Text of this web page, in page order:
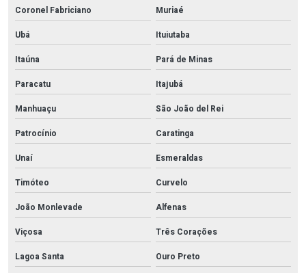
Coronel Fabriciano
Muriaé
Ubá
Ituiutaba
Itaúna
Pará de Minas
Paracatu
Itajubá
Manhuaçu
São João del Rei
Patrocínio
Caratinga
Unaí
Esmeraldas
Timóteo
Curvelo
João Monlevade
Alfenas
Viçosa
Três Corações
Lagoa Santa
Ouro Preto